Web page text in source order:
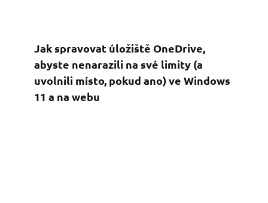
Jak spravovat úložiště OneDrive,
abyste nenarazili na své limity (a
uvolnili místo, pokud ano) ve Windows
11 a na webu